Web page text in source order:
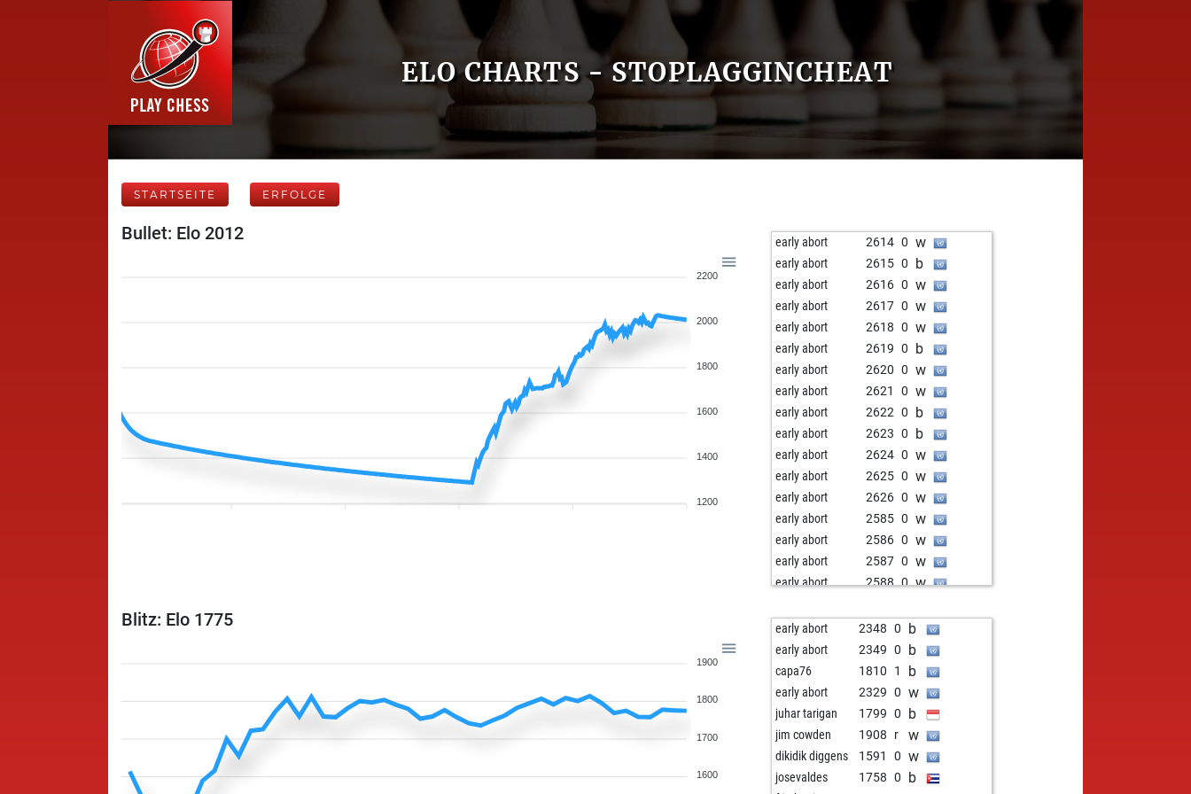
ELO CHARTS - STOPLAGGINCHEAT
STARTSEITE ERFOLGE
Bullet: Elo 2012
2200
2000
1800
1600
1400
1200
early abort 2614 0 w
early abort 2615 0 b
early abort 2616 0 w
early abort 2617 0 w
early abort 2618 0 w
early abort 2619 0 b
early abort 2620 0 w
early abort 2621 0 w
early abort 2622 0 b
early abort 2623 0 b
early abort 2624 0 w
early abort 2625 0 w
early abort 2626 0 w
early abort 2585 0 w
early abort 2586 0 w
early abort 2587 0 w
early abort 2588 0 w
david2503 1646 b
heinz_johann 1941 b
heinz_johann 1957 w
heinz_johann 1976 1 b
karl-heinzschein 1916 w
pinpointpro 2102 0 b
felix berv 1629 1 b
rupic11 2092 b
Blitz: Elo 1775
1900
1800
1700
1600
early abort 2348 0 b
early abort 2349 0 b
capa76 1810 1 b
early abort 2329 0 w
juhar tarigan 1799 0 b
jim cowden 1908 r w
dikidik diggens 1591 0 w
josevaldes 1758 0 b